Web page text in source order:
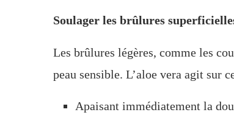
Soulager les brûlures
Les brûlures légères, comme les
peau sensible. L’aloe vera agit sur
Apaisant immédiatement la